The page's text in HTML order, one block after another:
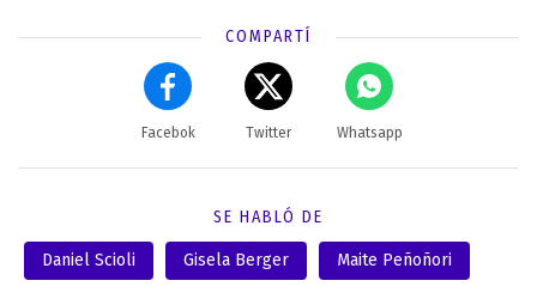
COMPARTÍ
Facebok Twitter Whatsapp
SE HABLÓ DE
Daniel Scioli Gisela Berger Maite Peñoñori